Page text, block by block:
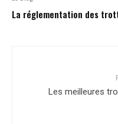
La réglementation des
Les meilleures